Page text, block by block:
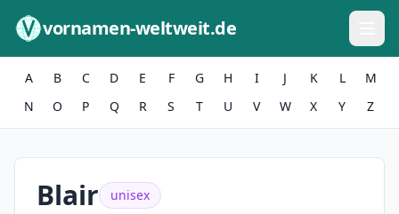
vornamen-weltweit.de
A B C D E F G H I J K L
M
N
O P Q R S T U V W X Y Z
Blair unisex